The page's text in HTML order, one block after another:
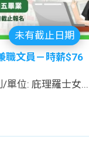
未有截止日期
職文員－時薪
單位: 庇理羅士女